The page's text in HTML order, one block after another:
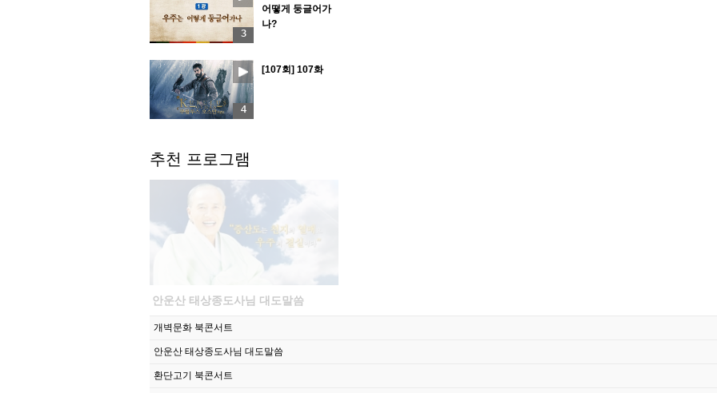
3
어떻게 둥글어가
나?
4
[107회] 107화
추천 프로그램
안운산 태상종도사님 대도말씀
개벽문화 북콘서트
안운산 태상종도사님 대도말씀
환단고기 북콘서트